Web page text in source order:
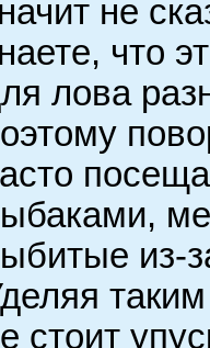
не
что
лова
из-
стоит